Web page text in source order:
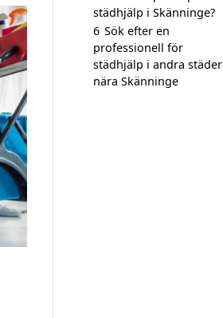
städhjälp i Skänninge?
6 Sök efter en
professionell för
städhjälp i andra städer
nära Skänninge